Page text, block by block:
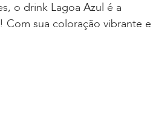
o drink Lagoa Azul é a
Com sua coloração vibrante e